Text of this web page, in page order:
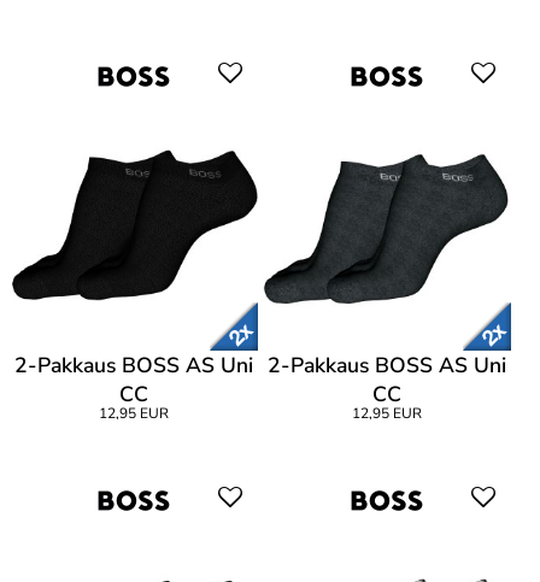
2-Pakkaus BOSS AS Uni
CC
12,95 EUR
2-Pakkaus BOSS AS Uni
CC
12,95 EUR